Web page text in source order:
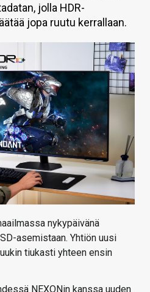
jolla HDR-
jopa ruutu kerrallaan.
nykypäivänä
asemistaan. Yhtiön uusi
tiukasti yhteen ensin
NEXONin kanssa uuden